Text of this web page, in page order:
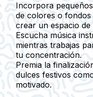
Incorpora
de colores o
crear un espacio
Escucha música
mientras trabajas
tu concentración.
Premia la
dulces festivos
motivado.